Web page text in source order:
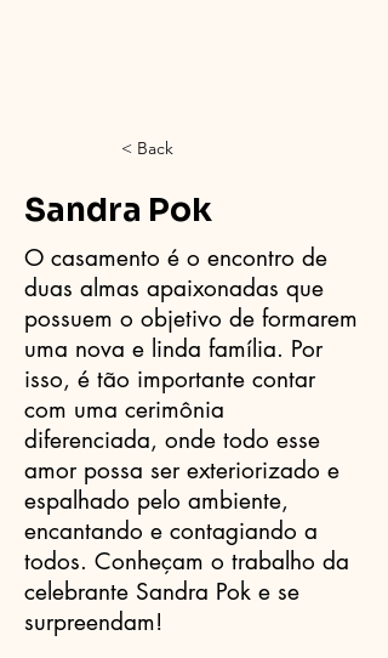
< Back
Sandra Pok
O casamento é o encontro de
duas almas apaixonadas que
possuem o objetivo de formarem
uma nova e linda família. Por
isso, é tão importante contar
com uma cerimônia
diferenciada, onde todo esse
amor possa ser exteriorizado e
espalhado pelo ambiente,
encantando e contagiando a
todos. Conheçam o trabalho da
celebrante Sandra Pok e se
surpreendam!